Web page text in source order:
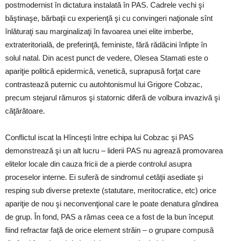
postmodernist în dictatura instalată în PAS. Cadrele vechi şi
băştinaşe, bărbaţii cu experienţă şi cu convingeri naţionale sînt
înlăturaţi sau marginalizaţi în favoarea unei elite imberbe,
extrateritorială, de preferinţă, feministe, fără rădăcini înfipte în
solul natal. Din acest punct de vedere, Olesea Stamati este o
apariţie politică epidermică, venetică, suprapusă forţat care
contrastează puternic cu autohtonismul lui Grigore Cobzac,
precum stejarul rămuros şi statornic diferă de volbura invazivă şi
căţărătoare.
Conflictul iscat la Hînceşti între echipa lui Cobzac şi PAS
demonstrează şi un alt lucru – liderii PAS nu agrează promovarea
elitelor locale din cauza fricii de a pierde controlul asupra
proceselor interne. Ei suferă de sindromul cetăţii asediate şi
resping sub diverse pretexte (statutare, meritocratice, etc) orice
apariţie de nou şi neconvenţional care le poate denatura gîndirea
de grup. În fond, PAS a rămas ceea ce a fost de la bun început
fiind refractar faţă de orice element străin – o grupare compusă